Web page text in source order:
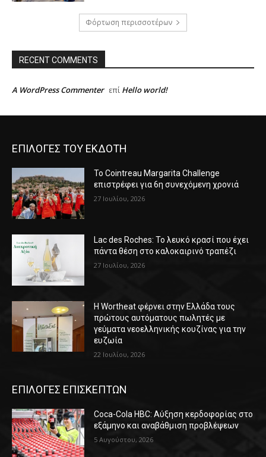
Φόρτωση περισσοτέρων
RECENT COMMENTS
A WordPress Commenter επί Hello world!
ΕΠΙΛΟΓΕΣ ΤΟΥ ΕΚΔΟΤΗ
Το Cointreau Margarita Challenge
επιστρέφει για 6η συνεχόμενη χρονιά
27 Ιουλίου, 2026
Lac des Roches: Το λευκό κρασί που έχει
πάντα θέση στο καλοκαιρινό τραπέζι
27 Ιουλίου, 2026
Η Wortheat φέρνει στην Ελλάδα τους
πρώτους αυτόματους πωλητές με
γεύματα νεοελληνικής κουζίνας για την
ευζωία
22 Ιουλίου, 2026
ΕΠΙΛΟΓΕΣ ΕΠΙΣΚΕΠΤΩΝ
Coca-Cola HBC: Αύξηση κερδοφορίας στο
εξάμηνο και αναβάθμιση προβλέψεων
5 Αυγούστου, 2026